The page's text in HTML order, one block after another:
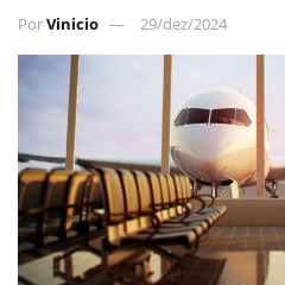
PorVinicio 29/dez/2024